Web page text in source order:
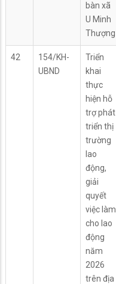
bàn xã
U Minh
Thượng
42
154/KH-
UBND
Triển
khai
thực
hiện hỗ
trợ phát
triển thị
trường
lao
động,
giải
quyết
việc làm
cho lao
động
năm
2026
trên địa